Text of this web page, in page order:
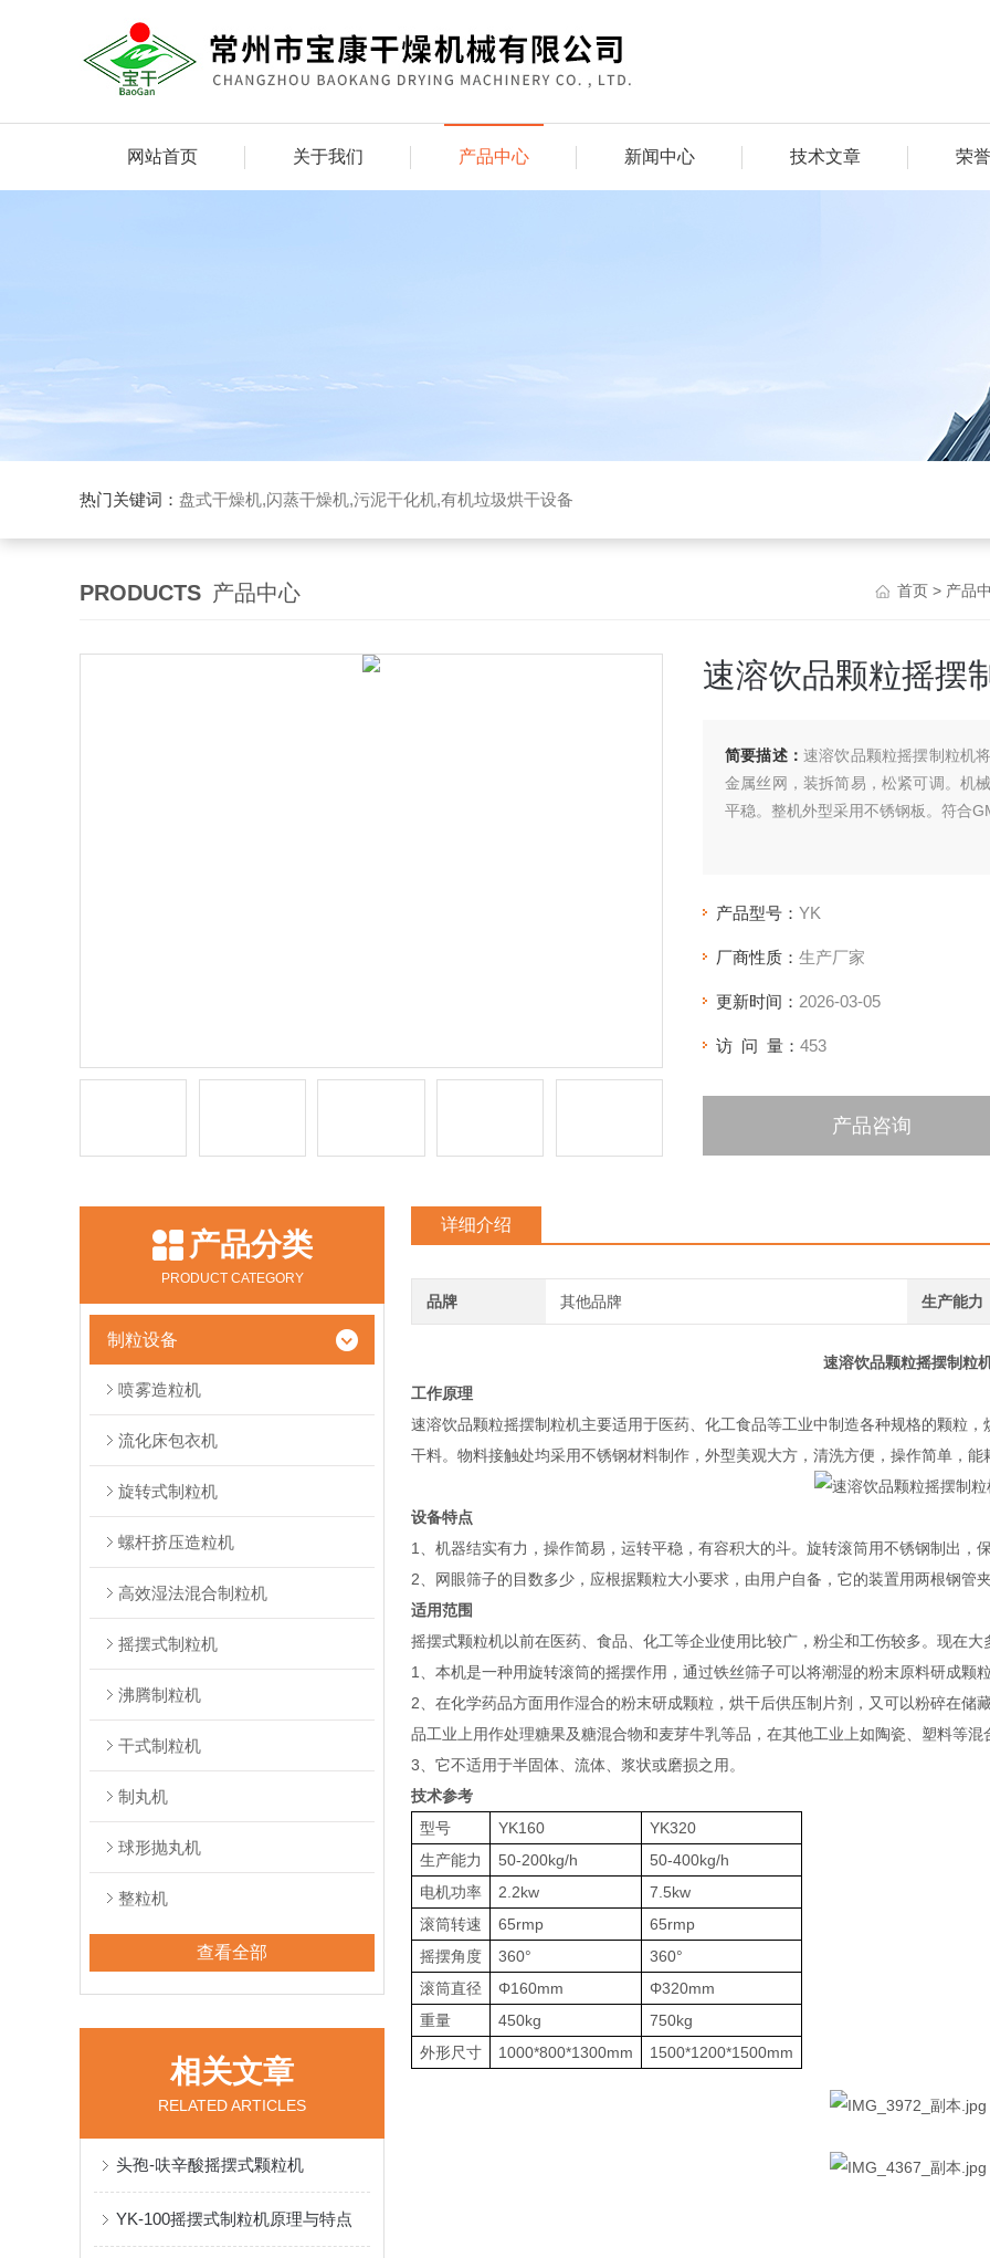
网站首页 关于我们 产品中心 新闻中心 技术文章 荣
热门关键词： 盘式干燥机,闪蒸干燥机,污泥干化机,有机垃圾烘干设备
PRODUCTS 产品中心 首页 > 产品
速溶饮品颗粒摇摆
简要描述： 速溶饮品颗粒摇摆制粒机
金属丝网，装拆简易，松紧可调。机
平稳。整机外型采用不锈钢板。符合
产品型号： YK
厂商性质： 生产厂家
更新时间： 2026-03-05
访 问 量： 453
产品咨询
产品分类
PRODUCT CATEGORY
制粒设备
喷雾造粒机
流化床包衣机
旋转式制粒机
螺杆挤压造粒机
高效湿法混合制粒机
摇摆式制粒机
沸腾制粒机
干式制粒机
制丸机
球形抛丸机
整粒机
查看全部
相关文章
RELATED ARTICLES
头孢-呋辛酸摇摆式颗粒机
YK-100摇摆式制粒机原理与特点
详细介绍
品牌 其他品牌 生产能力
速溶饮品颗粒摇摆制粒
工作原理
速溶饮品颗粒摇摆制粒机主要适用于医药、化工食品等工业中制造各种规格的颗粒
干料。物料接触处均采用不锈钢材料制作，外型美观大方，清洗方便，操作简单，能
设备特点
1、机器结实有力，操作简易，运转平稳，有容积大的斗。旋转滚筒用不锈钢制出，
2、网眼筛子的目数多少，应根据颗粒大小要求，由用户自备，它的装置用两根钢管
适用范围
摇摆式颗粒机以前在医药、食品、化工等企业使用比较广，粉尘和工伤较多。现在大
1、本机是一种用旋转滚筒的摇摆作用，通过铁丝筛子可以将潮湿的粉末原料研成颗
2、在化学药品方面用作湿合的粉末研成颗粒，烘干后供压制片剂，又可以粉碎在储
品工业上用作处理糖果及糖混合物和麦芽牛乳等品，在其他工业上如陶瓷、塑料等混
3、它不适用于半固体、流体、浆状或磨损之用。
技术参考
型号
YK160
YK320
生产能力
50-200kg/h
50-400kg/h
电机功率
2.2kw
7.5kw
滚筒转速
65rmp
65rmp
摇摆角度
360°
360°
滚筒直径
Φ160mm
Φ320mm
重量
450kg
750kg
外形尺寸
1000*800*1300mm 1500*1200*1500mm